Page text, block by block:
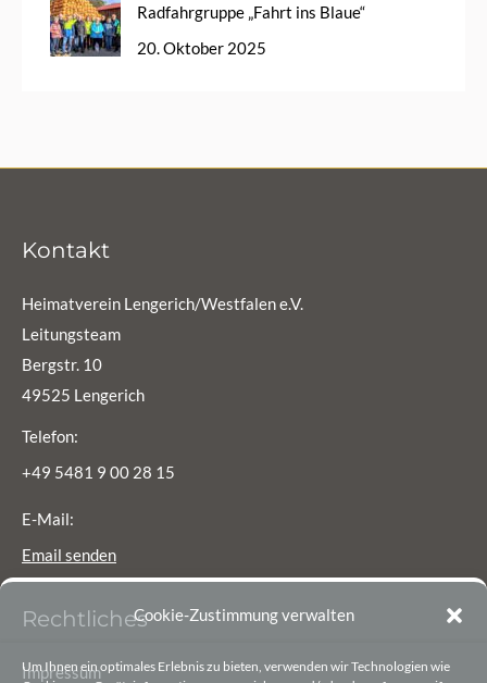
Cookie-Zustimmung verwalten
Um Ihnen ein optimales Erlebnis zu bieten, verwenden wir Technologien wie
Radfahrgruppe „Fahrt ins Blaue“
20. Oktober 2025
Kontakt
Heimatverein Lengerich/Westfalen e.V.
Leitungsteam
Bergstr. 10
49525 Lengerich
Telefon:
+49 5481 9 00 28 15
E-Mail:
Email senden
Rechtliches
Impressum